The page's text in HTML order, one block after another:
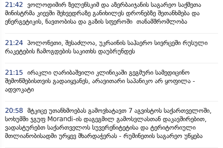
21:42
ვოლოდიმირ ზელენსკიმ და აზერბაიჯანის საგარეო საქმეთა
მინისტრმა კიევში შეხვედრაზე განიხილეს დრონებზე შეთანხმება და
ენერგეტიკის, ნავთობისა და გაზის სფეროში თანამშრომლობა
21:24 პოლონეთი, შესაძლოა, უკრაინის საჰაერო სივრცეში რუსული
რაკეტების ჩამოგდების საკითხს დაუბრუნდეს
21:15 ირაკლი ღარიბაშვილი კლინიკაში გეგმური სამედიცინო
შემოწმებისთვის გადაიყვანეს, არავითარი საპანიკო არ ყოფილა -
ადვოკატი
20:58 მტკიცე უთანხმოებას გამოვხატავთ 7 აგვისტოს საქართველოში,
სოხუმში ჯგუფ Morandi-ის დაგეგმილ გამოსვლასთან დაკავშირებით,
ვადასტურებთ საქართველოს სუვერენიტეტისა და ტერიტორიული
მთლიანობისადმი ურყევ მხარდაჭერას - რუმინეთის საგარეო უწყება